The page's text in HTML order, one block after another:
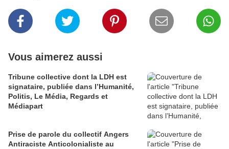
Vous aimerez aussi
Tribune collective dont la LDH est
signataire, publiée dans l’Humanité,
Politis, Le Média, Regards et
Médiapart
Prise de parole du collectif Angers
Antiraciste Anticolonialiste au